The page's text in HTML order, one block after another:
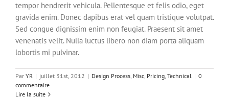
tempor hendrerit vehicula. Pellentesque et felis odio, eget
gravida enim. Donec dapibus erat vel quam tristique volutpat.
Sed congue dignissim enim non feugiat. Praesent sit amet
venenatis velit. Nulla luctus libero non diam porta aliquam
lobortis mi pulvinar.
Par YR | juillet 31st, 2012 | Design Process, Misc, Pricing, Technical | 0
commentaire
Lire la suite